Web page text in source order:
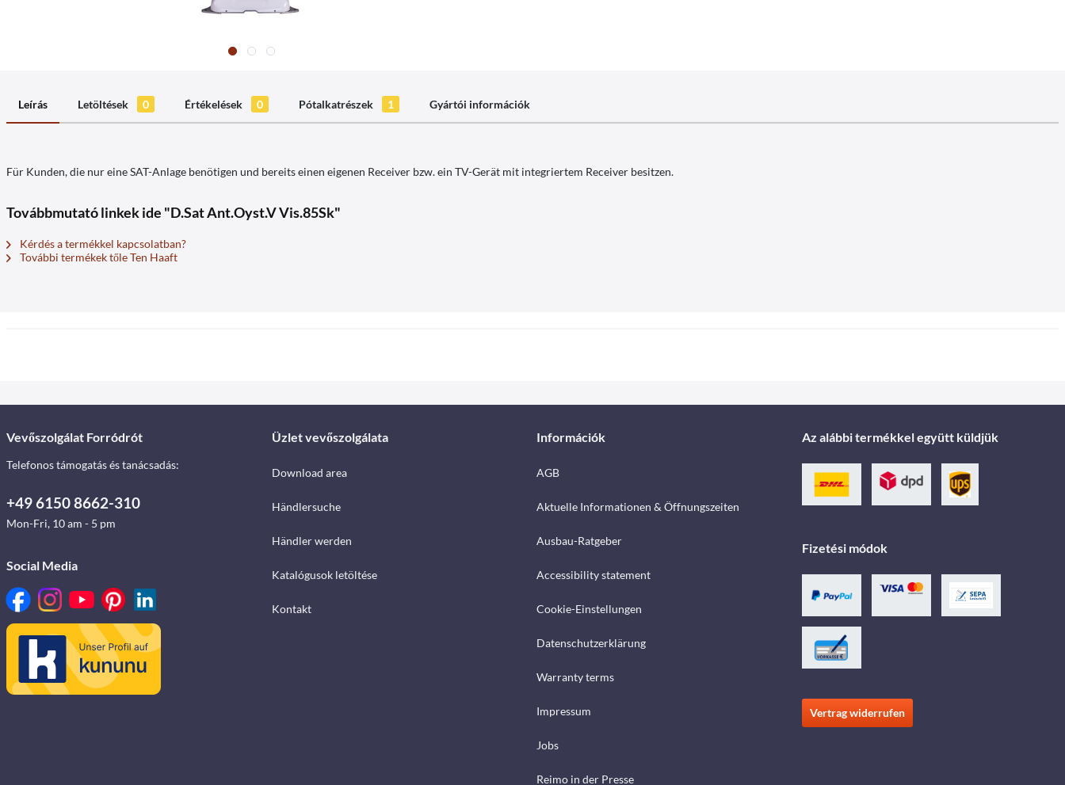
Leírás Letöltések 0 Értékelések 0 Pótalkatrészek 1 Gyártói információk
Für Kunden, die nur eine SAT-Anlage benötigen und bereits einen eigenen Receiver bzw. ein TV-Gerät mit integriertem Receiver besitzen.
Továbbmutató linkek ide "D.Sat Ant.Oyst.V Vis.85Sk"
Kérdés a termékkel kapcsolatban?
További termékek tőle Ten Haaft
Vevőszolgálat Forródrót
Telefonos támogatás és tanácsadás:
+49 6150 8662-310
Mon-Fri, 10 am - 5 pm
Social Media
Üzlet vevőszolgálata
Download area
Händlersuche
Händler werden
Katalógusok letöltése
Kontakt
Információk
AGB
Aktuelle Informationen & Öffnungszeiten
Ausbau-Ratgeber
Accessibility statement
Cookie-Einstellungen
Datenschutzerklärung
Warranty terms
Impressum
Jobs
Reimo in der Presse
Az alábbi termékkel együtt küldjük
Fizetési módok
Vertrag widerrufen